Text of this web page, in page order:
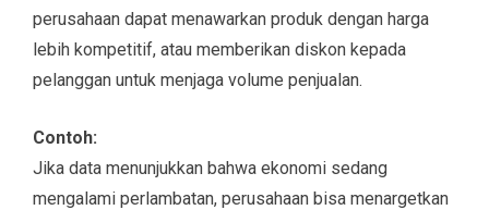
perusahaan dapat menawarkan produk dengan harga
lebih kompetitif, atau memberikan diskon kepada
pelanggan untuk menjaga volume penjualan.
Contoh:
Jika data menunjukkan bahwa ekonomi sedang
mengalami perlambatan, perusahaan bisa menargetkan